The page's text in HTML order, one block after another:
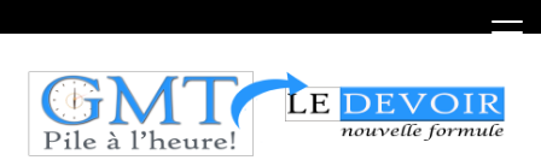
to
content